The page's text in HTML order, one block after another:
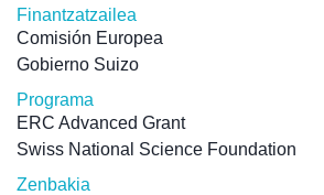
Finantzatzailea
Comisión Europea
Gobierno Suizo
Programa
ERC Advanced Grant
Swiss National Science Foundation
Zenbakia